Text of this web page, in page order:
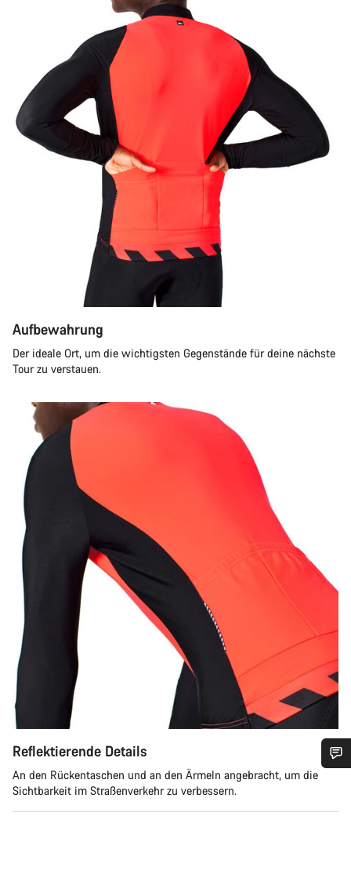
Aufbewahrung
Der ideale Ort, um die wichtigsten Gegenstände für deine nächste
Tour zu verstauen.
Reflektierende Details
An den Rückentaschen und an den Ärmeln angebracht, um die
Sichtbarkeit im Straßenverkehr zu verbessern.
Benötigst du Hilfe?